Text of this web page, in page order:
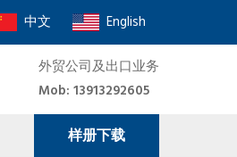
中文 English
外贸公司及出口业务
Mob: 13913292605
样册下载